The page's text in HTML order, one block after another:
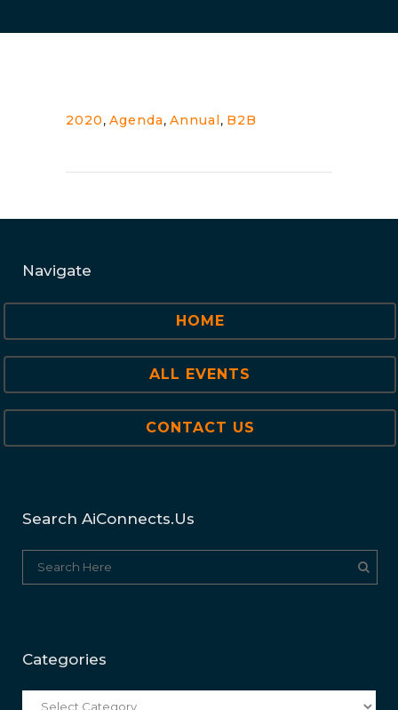
2020, Agenda, Annual, B2B
Navigate
HOME
ALL EVENTS
CONTACT US
Search AiConnects.us
Categories
Categories